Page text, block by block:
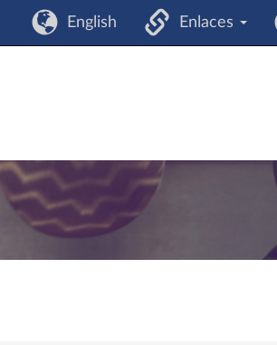
English Enlaces